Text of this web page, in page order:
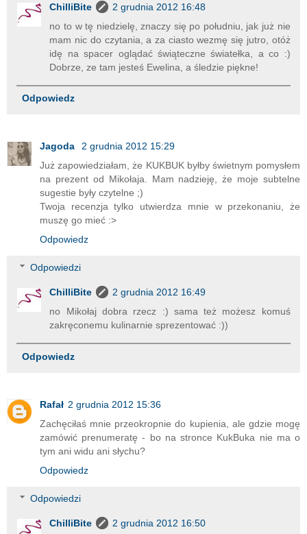
ChilliBite
2 grudnia 2012 16:48
no to w tę niedzielę, znaczy się po południu, jak już nie
mam nic do czytania, a za ciasto wezmę się jutro, otóż
idę na spacer oglądać świąteczne światełka, a co :)
Dobrze, ze tam jesteś Ewelina, a śledzie piękne!
Odpowiedz
Jagoda
2 grudnia 2012 15:29
Już zapowiedziałam, że KUKBUK byłby świetnym pomysłem
na prezent od Mikołaja. Mam nadzieję, że moje subtelne
sugestie były czytelne ;)
Twoja recenzja tylko utwierdza mnie w przekonaniu, że
muszę go mieć :>
Odpowiedz
Odpowiedzi
ChilliBite
2 grudnia 2012 16:49
no Mikołaj dobra rzecz :) sama też możesz komuś
zakręconemu kulinarnie sprezentować :))
Odpowiedz
Rafał 2 grudnia 2012 15:36
Zachęciłaś mnie przeokropnie do kupienia, ale gdzie mogę
zamówić prenumeratę - bo na stronce KukBuka nie ma o
tym ani widu ani słychu?
Odpowiedz
Odpowiedzi
ChilliBite 2 grudnia 2012 16:50